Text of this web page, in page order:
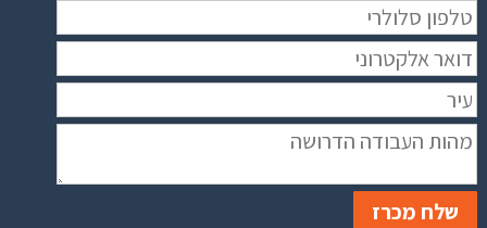
שלח מכרז